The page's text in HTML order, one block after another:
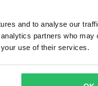
and to analyse our
partners who may
use of their services.